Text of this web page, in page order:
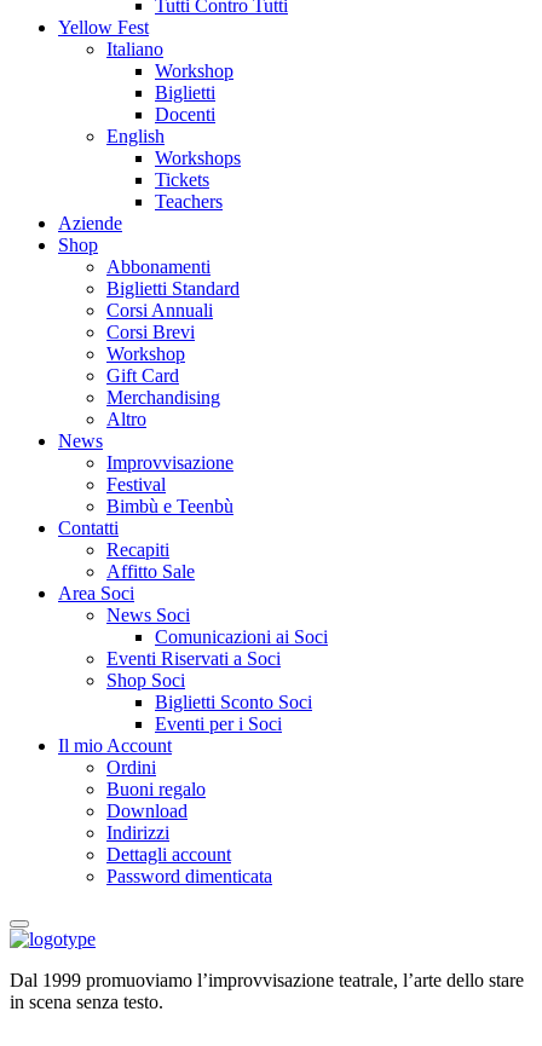
Tutti Contro Tutti
Yellow Fest
Italiano
Workshop
Biglietti
Docenti
English
Workshops
Tickets
Teachers
Aziende
Shop
Abbonamenti
Biglietti Standard
Corsi Annuali
Corsi Brevi
Workshop
Gift Card
Merchandising
Altro
News
Improvvisazione
Festival
Bimbù e Teenbù
Contatti
Recapiti
Affitto Sale
Area Soci
News Soci
Comunicazioni ai Soci
Eventi Riservati a Soci
Shop Soci
Biglietti Sconto Soci
Eventi per i Soci
Il mio Account
Ordini
Buoni regalo
Download
Indirizzi
Dettagli account
Password dimenticata
Dal 1999 promuoviamo l’improvvisazione teatrale, l’arte dello stare
in scena senza testo.